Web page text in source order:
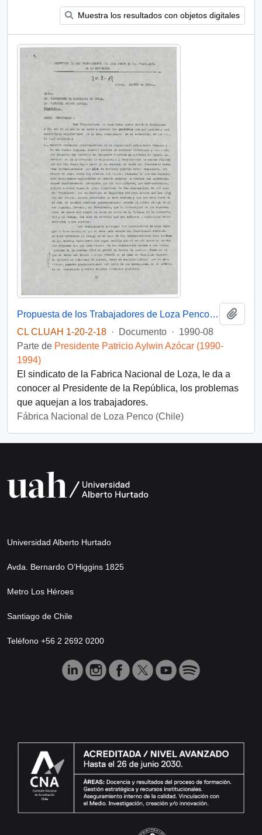
Muestra los resultados con objetos digitales
Propuesta de los Trabajadores de Loza Penco al sr. Presidente de la República
CL CLUAH 1-20-2-18 · Documento · 1990-08
Parte de Presidente Patricio Aylwin Azócar (1990-
1994)
El sindicato de la Fabrica Nacional de Loza, le da a
conocer al Presidente de la República, los problemas
que aquejan a los trabajadores.
Fábrica Nacional de Loza Penco (Chile)
Universidad Alberto Hurtado
Avda. Bernardo O’Higgins 1825
Metro Los Héroes
Santiago de Chile
Teléfono +56 2 2692 0200